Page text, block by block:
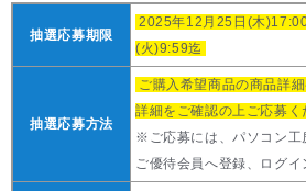
抽選応募期限
2025年12月25日(木
(火)9:59迄
抽選応募方法
ご購入希望商品の商品詳
詳細をご確認の上ご応募く
※ご応募には、パソコン工
ご優待会員へ登録、ログイ